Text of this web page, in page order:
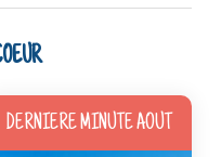
DERNIERE MINUTE AOUT